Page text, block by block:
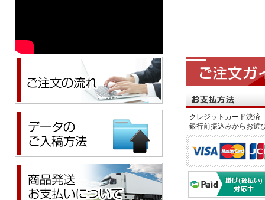
クレジットカード決
銀行前振込みからお選